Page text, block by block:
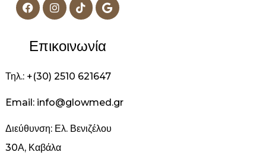
Επικοινωνία
Τηλ.: +(30) 2510 621647
Email: info@glowmed.gr
Διεύθυνση: Ελ. Βενιζέλου
30Α, Καβάλα